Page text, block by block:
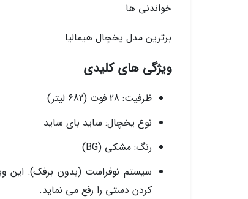
خواندنی ها
برترین مدل یخچال هیمالیا
ویژگی های کلیدی
ظرفیت: 28 فوت (682 لیتر)
نوع یخچال: ساید بای ساید
رنگ: مشکی (BG)
سیستم نوفراست (بدون برفک): این
کردن دستی را رفع می نماید.